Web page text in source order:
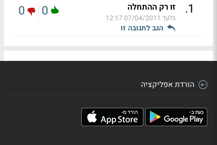
1
. זו רק ההתחלה
גלעד 07/04/2011 12:17
הגב לתגובה זו
0
0
הורדת אפליקציה